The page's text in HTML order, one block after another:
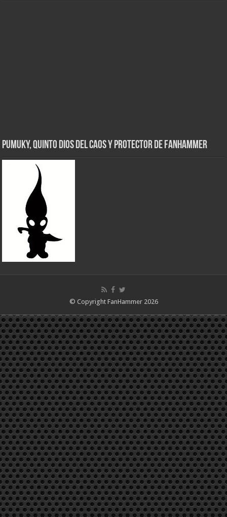
Pumuky, Quinto Dios del Caos y Protector de FanHammer
© Copyright FanHammer 2026